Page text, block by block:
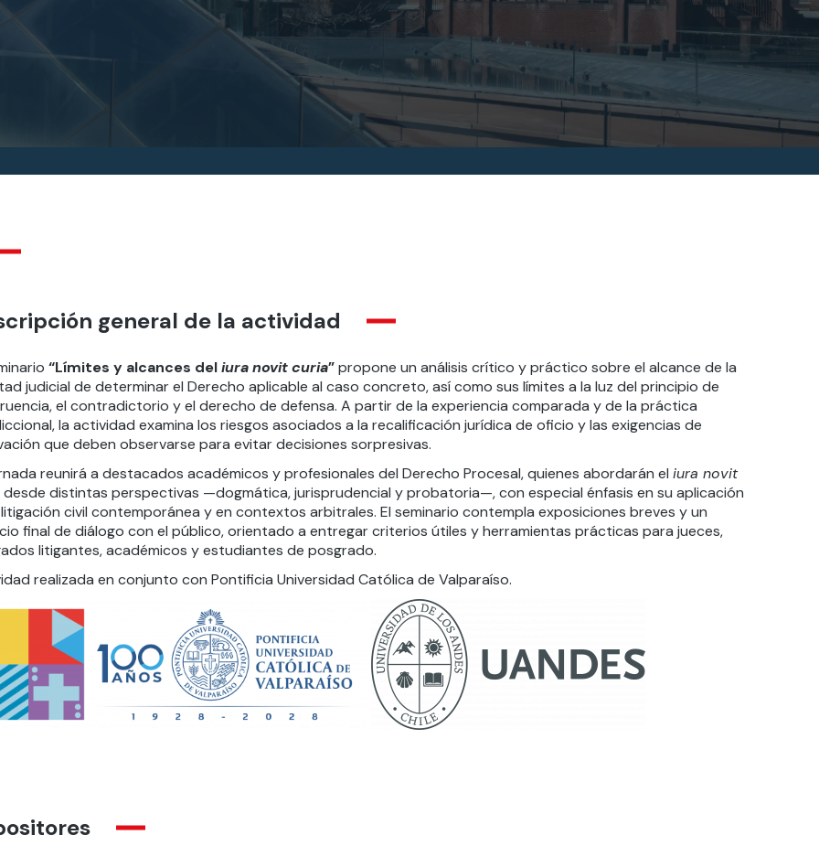
general de la actividad
“Límites y alcances deliura novit curia”propone un análisis crítico y práctico sobre el alcance de la
judicial de determinar el Derecho aplicable al caso concreto, así como sus límites a la luz del principio de
el contradictorio y el derecho de defensa. A partir de la experiencia comparada y de la práctica
la actividad examina los riesgos asociados a la recalificación jurídica de oficio y las exigencias de
que deben observarse para evitar decisiones sorpresivas.
reunirá a destacados académicos y profesionales del Derecho Procesal, quienes abordarán el iura novit
desde distintas perspectivas —dogmática, jurisprudencial y probatoria—, con especial énfasis en su aplicación
civil contemporánea y en contextos arbitrales. El seminario contempla exposiciones breves y un
final de diálogo con el público, orientado a entregar criterios útiles y herramientas prácticas para jueces,
litigantes, académicos y estudiantes de posgrado.
realizada en conjunto con Pontificia Universidad Católica de Valparaíso.